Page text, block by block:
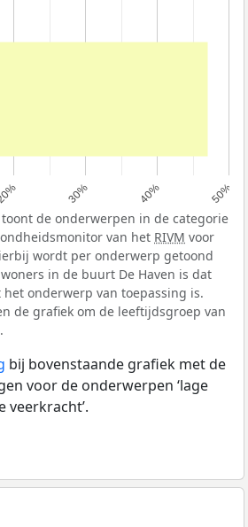
30% 40% 50%
de onderwerpen in de categorie
van het RIVM voor
wordt per onderwerp getoond
in de buurt De Haven is dat
onderwerp van toepassing is.
de grafiek om de leeftijdsgroep van
bij bovenstaande grafiek met de
voor de onderwerpen ‘lage
veerkracht’.